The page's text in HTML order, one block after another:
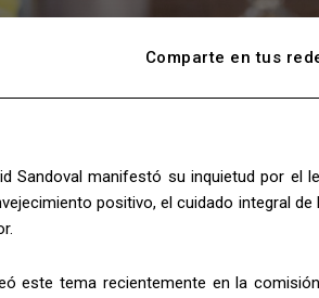
Comparte en tus
Sandoval manifestó su inquietud por el
positivo, el cuidado integral
este tema recientemente en la